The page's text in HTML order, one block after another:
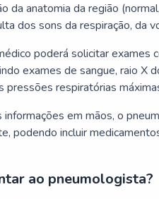
da anatomia da região
dos sons da respiração,
poderá solicitar exames
exames de sangue, raio X
pressões respiratórias
informações em mãos, o
podendo incluir
ao pneumologista?